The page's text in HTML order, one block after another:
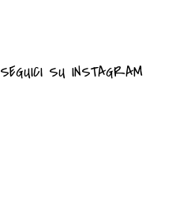
SEGUICI SU INSTAGRAM